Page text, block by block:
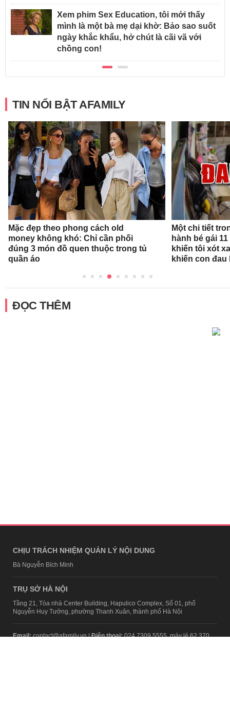
Xem phim Sex Education, tôi mới thấy
mình là một bà mẹ dại khờ: Bảo sao suốt
ngày khắc khẩu, hở chút là cãi vã với
chồng con!
TIN NỔI BẬT AFAMILY
Mặc đẹp theo phong cách old
money không khó: Chỉ cần phối
đúng 3 món đồ quen thuộc trong tủ
quần áo
Một chi tiết
hành bé gái
khiến tôi xót
khiến con đau
ĐỌC THÊM
CHỊU TRÁCH NHIỆM QUẢN LÝ NỘI DUNG
Bà Nguyễn Bích Minh
TRỤ SỞ HÀ NỘI
Tầng 21, Tòa nhà Center Building, Hapulico Complex, Số 01, phố
Nguyễn Huy Tưởng, phường Thanh Xuân, thành phố Hà Nội
Email:contact@afamily.vn |Điện thoại:024 7309 5555, máy lẻ 62.370